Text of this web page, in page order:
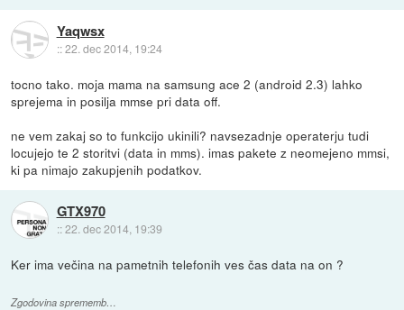
Yaqwsx
::22. dec 2014, 19:24
tocno tako. moja mama na samsung ace 2 (android 2.3) lahko
sprejema in posilja mmse pri data off.
ne vem zakaj so to funkcijo ukinili? navsezadnje operaterju tudi
locujejo te 2 storitvi (data in mms). imas pakete z neomejeno mmsi,
ki pa nimajo zakupjenih podatkov.
GTX970
::22. dec 2014, 19:39
Ker ima večina na pametnih telefonih ves čas data na on ?
Zgodovina sprememb…